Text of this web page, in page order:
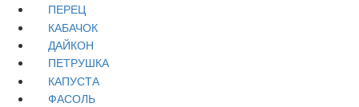
ПЕРЕЦ
КАБАЧОК
ДАЙКОН
ПЕТРУШКА
КАПУСТА
ФАСОЛЬ